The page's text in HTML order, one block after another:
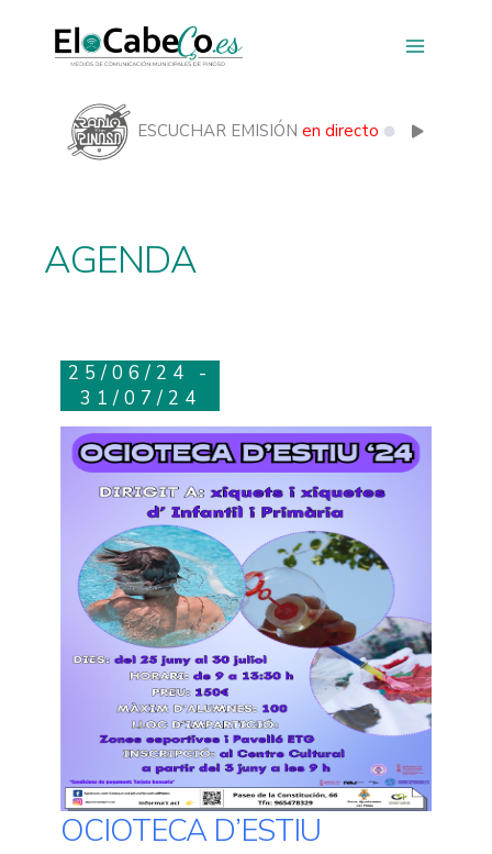
contenido
ESCUCHAR EMISIÓN en directo
AGENDA
25/06/24 -
31/07/24
OCIOTECA D’ESTIU